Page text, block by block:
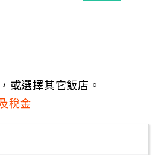
或選擇其它飯店。
稅金